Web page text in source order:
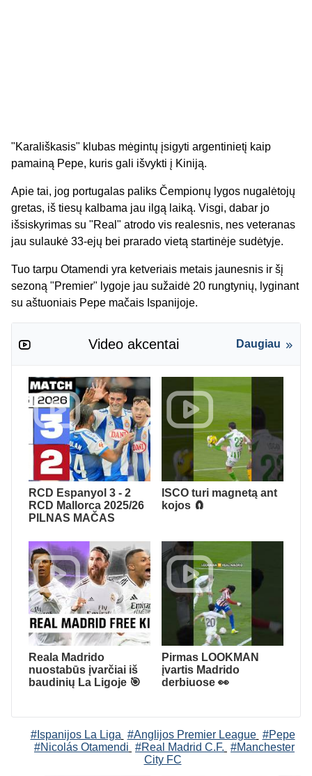
"Karališkasis" klubas mėgintų įsigyti argentinietį kaip
pamainą Pepe, kuris gali išvykti į Kiniją.
Apie tai, jog portugalas paliks Čempionų lygos nugalėtojų
gretas, iš tiesų kalbama jau ilgą laiką. Visgi, dabar jo
išsiskyrimas su "Real" atrodo vis realesnis, nes veteranas
jau sulaukė 33-ejų bei prarado vietą startinėje sudėtyje.
Tuo tarpu Otamendi yra ketveriais metais jaunesnis ir šį
sezoną "Premier" lygoje jau sužaidė 20 rungtynių, lyginant
su aštuoniais Pepe mačais Ispanijoje.
Video akcentai Daugiau
RCD Espanyol 3 - 2
RCD Mallorca 2025/26
PILNAS MAČAS
ISCO turi magnetą ant
kojos 🧲
Reala Madrido
nuostabūs įvarčiai iš
baudinių La Ligoje 🎯
Pirmas LOOKMAN
įvartis Madrido
derbiuose 👀
#Ispanijos La Liga #Anglijos Premier League #Pepe
#Nicolás Otamendi #Real Madrid C.F. #Manchester
City FC